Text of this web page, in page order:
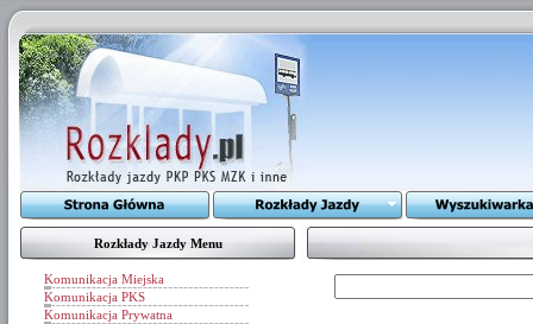
Rozkłady Jazdy Menu
Komunikacja Miejska
Komunikacja PKS
Komunikacja Prywatna